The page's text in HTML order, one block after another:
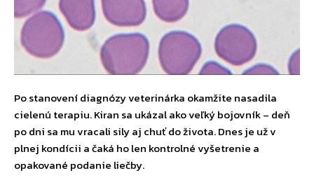
Po stanovení diagnózy veterinárka okamžite nasadila
cielenú terapiu. Kiran sa ukázal ako veľký bojovník – deň
po dni sa mu vracali sily aj chuť do života. Dnes je už v
plnej kondícii a čaká ho len kontrolné vyšetrenie a
opakované podanie liečby.